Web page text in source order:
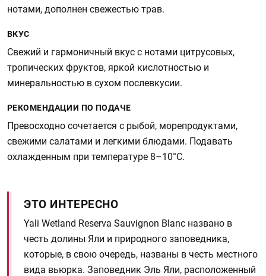
нотами, дополнен свежестью трав.
ВКУС
Свежий и гармоничный вкус с нотами цитрусовых,
тропических фруктов, яркой кислотностью и
минеральностью в сухом послевкусии.
РЕКОМЕНДАЦИИ ПО ПОДАЧЕ
Превосходно сочетается с рыбой, морепродуктами,
свежими салатами и легкими блюдами. Подавать
охлажденным при температуре 8–10°C.
ЭТО ИНТЕРЕСНО
Yali Wetland Reserva Sauvignon Blanc названо в
честь долины Яли и природного заповедника,
которые, в свою очередь, названы в честь местного
вида вьюрка. Заповедник Эль Яли, расположенный